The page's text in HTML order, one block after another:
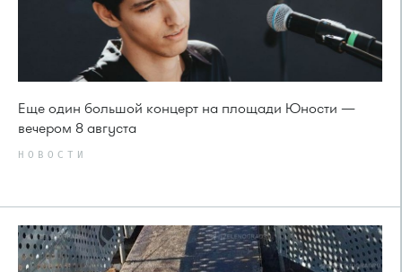
Еще один большой концерт на площади Юности —
вечером 8 августа
НОВОСТИ